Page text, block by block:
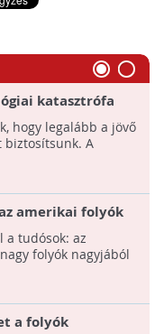
katasztrófa
számára
hogy legalább a jövő
biztosítsunk. A
amerikai folyók
a tudósok: az
folyók nagyjából
a folyók